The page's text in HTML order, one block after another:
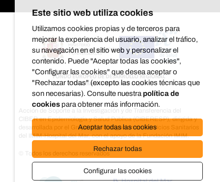
Acción de Soporte a la Investigación y de Transferencia del
CIBER en Epidemiología y Salud Pública (CIBERESP), dirigida y
desarrollada por el Grupo de investigación en Servicios Sanitarios
del IMIM-Hospital del Mar, con el apoyo de la Fundación IMIM.
© Todos los derechos reservados
Este sitio web utiliza cookies
Utilizamos cookies propias y de terceros para
mejorar la experiencia del usuario, analizar el tráfico,
su navegación en el sitio web y personalizar el
contenido. Puede "Aceptar todas las cookies",
"Configurar las cookies" que desea aceptar o
"Rechazar todas" (excepto las cookies técnicas que
son necesarias). Consulte nuestra política de
cookies para obtener más información.
Aceptar todas las cookies
Rechazar todas
Configurar las cookies